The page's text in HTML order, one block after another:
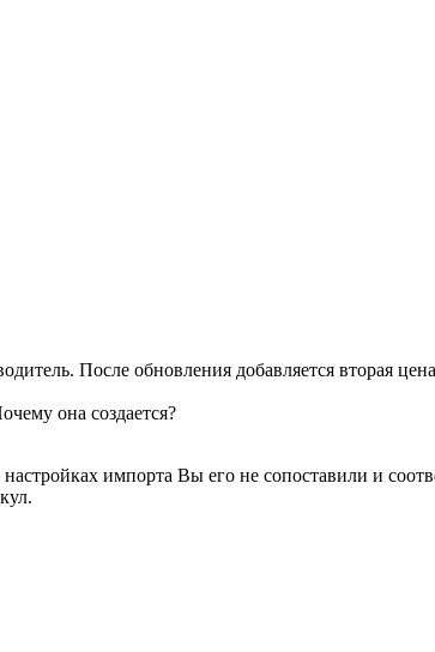
После обновления добавляется вторая
она создается?
импорта Вы его не сопоставили и